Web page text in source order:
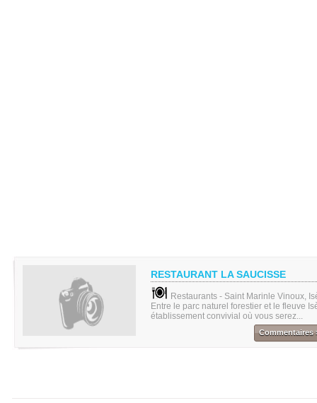
RESTAURANT LA SAUCISSE
Restaurants - Saint Marinle Vinoux,
Entre le parc naturel forestier et le fleuve
établissement convivial où vous serez...
Commentaires